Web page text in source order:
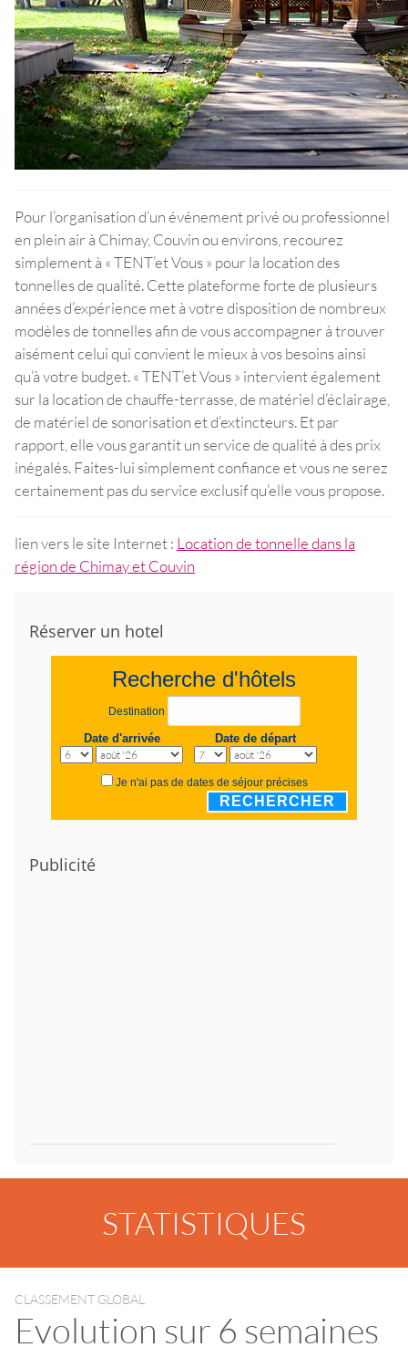
Pour l’organisation d’un événement privé ou professionnel
en plein air à Chimay, Couvin ou environs, recourez
simplement à « TENT’et Vous » pour la location des
tonnelles de qualité. Cette plateforme forte de plusieurs
années d’expérience met à votre disposition de nombreux
modèles de tonnelles afin de vous accompagner à trouver
aisément celui qui convient le mieux à vos besoins ainsi
qu’à votre budget. « TENT’et Vous » intervient également
sur la location de chauffe-terrasse, de matériel d’éclairage,
de matériel de sonorisation et d’extincteurs. Et par
rapport, elle vous garantit un service de qualité à des prix
inégalés. Faites-lui simplement confiance et vous ne serez
certainement pas du service exclusif qu’elle vous propose.
lien vers le site Internet : Location de tonnelle dans la
région de Chimay et Couvin
Réserver un hotel
Recherche d'hôtels
Destination
Date d'arrivée Date de départ
Je n'ai pas de dates de séjour précises
RECHERCHER
Publicité
STATISTIQUES
CLASSEMENT GLOBAL
Evolution sur 6 semaines